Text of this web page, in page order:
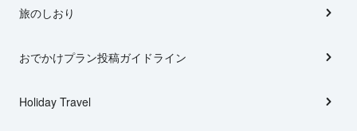
旅のしおり
おでかけプラン投稿ガイドライン
Holiday Travel